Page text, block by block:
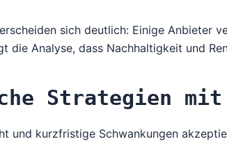
sich deutlich: Einige Anbieter
die Analyse, dass Nachhaltigkeit und
Strategien
und kurzfristige Schwankungen